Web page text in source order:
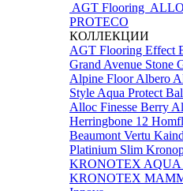
AGT Flooring
PROTECO
КОЛЛЕКЦИИ
AGT Flooring Effect
Grand Avenue Stone
Alpine Floor Albero
Style Aqua Protect
Alloc Finesse Berry
Herringbone 12
Beaumont Vertu
Platinium Slim
KRONOTEX
KRONOTEX